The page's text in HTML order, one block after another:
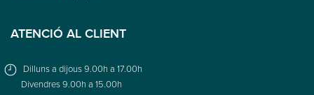
ATENCIÓ AL CLIENT
Dilluns a dijous 9.00h a 17.00h
Divendres 9.00h a 15.00h